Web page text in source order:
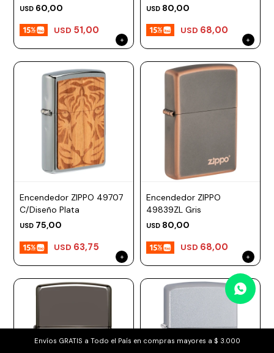
Envíos GRATIS a Todo el País en compras mayores a $ 3.000
USD 60,00
USD 51,00
USD 80,00
USD 68,00
Encendedor ZIPPO 49707
C/Diseño Plata
USD 75,00
USD 63,75
Encendedor ZIPPO
49839ZL Gris
USD 80,00
USD 68,00